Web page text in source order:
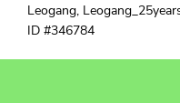
Leogang,
ID #346784